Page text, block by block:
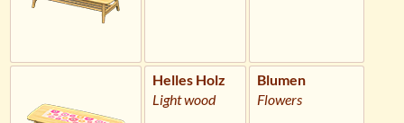
Helles Holz
Light wood
Blumen
Flowers